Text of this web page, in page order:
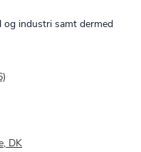
og industri samt dermed
DK